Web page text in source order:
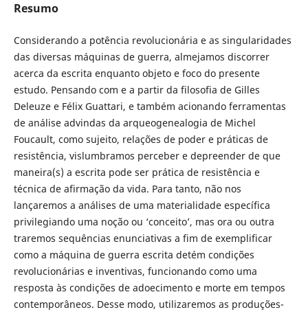
Resumo
Considerando a potência revolucionária e as singularidades
das diversas máquinas de guerra, almejamos discorrer
acerca da escrita enquanto objeto e foco do presente
estudo. Pensando com e a partir da filosofia de Gilles
Deleuze e Félix Guattari, e também acionando ferramentas
de análise advindas da arqueogenealogia de Michel
Foucault, como sujeito, relações de poder e práticas de
resistência, vislumbramos perceber e depreender de que
maneira(s) a escrita pode ser prática de resistência e
técnica de afirmação da vida. Para tanto, não nos
lançaremos a análises de uma materialidade específica
privilegiando uma noção ou ‘conceito’, mas ora ou outra
traremos sequências enunciativas a fim de exemplificar
como a máquina de guerra escrita detém condições
revolucionárias e inventivas, funcionando como uma
resposta às condições de adoecimento e morte em tempos
contemporâneos. Desse modo, utilizaremos as produções-